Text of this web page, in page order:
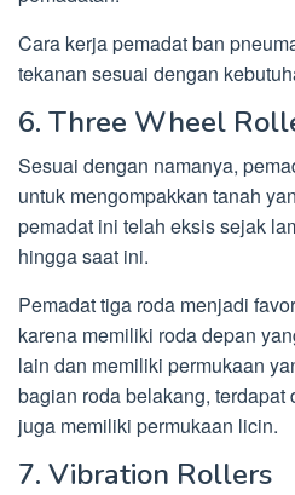
Cara kerja pemadat ban
tekanan sesuai dengan
6. Three Wheel
Sesuai dengan namanya,
untuk mengompakkan tanah
pemadat ini telah eksis sejak
hingga saat ini.
Pemadat tiga roda menjadi
karena memiliki roda depan
lain dan memiliki permukaan
bagian roda belakang, terdapat
juga memiliki permukaan licin.
7. Vibration Rollers